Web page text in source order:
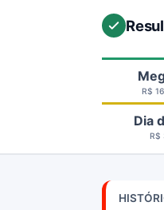
R$
Dia
R$